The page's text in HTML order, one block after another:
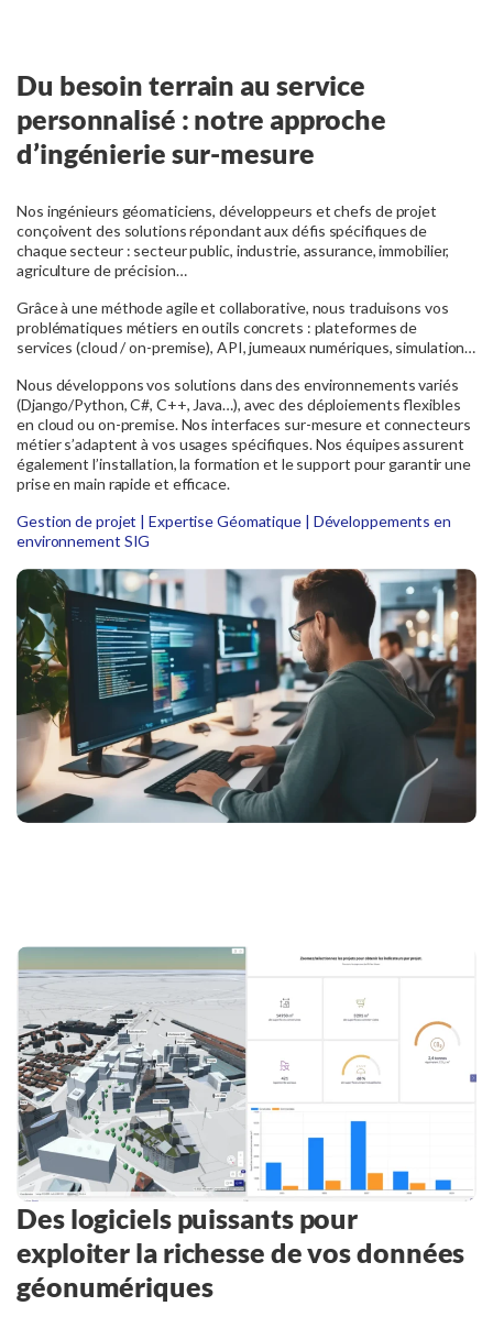
Du besoin terrain au service
personnalisé : notre approche
d’ingénierie sur-mesure
Nos ingénieurs géomaticiens, développeurs et chefs de projet
conçoivent des solutions répondant aux défis spécifiques de
chaque secteur : secteur public, industrie, assurance, immobilier,
agriculture de précision…
Grâce à une méthode agile et collaborative, nous traduisons vos
problématiques métiers en outils concrets : plateformes de
services (cloud / on-premise), API, jumeaux numériques, simulation…
Nous développons vos solutions dans des environnements variés
(Django/Python, C#, C++, Java…), avec des déploiements flexibles
en cloud ou on-premise. Nos interfaces sur-mesure et connecteurs
métier s’adaptent à vos usages spécifiques. Nos équipes assurent
également l’installation, la formation et le support pour garantir une
prise en main rapide et efficace.
Gestion de projet | Expertise Géomatique | Développements en
environnement SIG
Des logiciels puissants pour
exploiter la richesse de vos données
géonumériques